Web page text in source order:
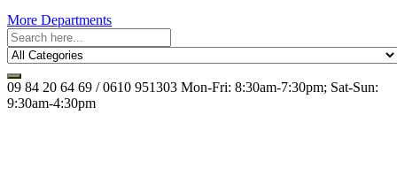
More Departments
09 84 20 64 69 / 0610 951303 Mon-Fri: 8:30am-7:30pm; Sat-Sun:
9:30am-4:30pm